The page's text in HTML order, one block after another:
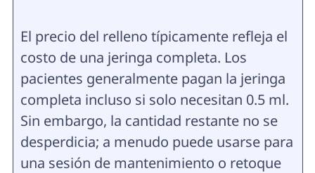
El precio del relleno típicamente refleja el
costo de una jeringa completa. Los
pacientes generalmente pagan la jeringa
completa incluso si solo necesitan 0.5 ml.
Sin embargo, la cantidad restante no se
desperdicia; a menudo puede usarse para
una sesión de mantenimiento o retoque